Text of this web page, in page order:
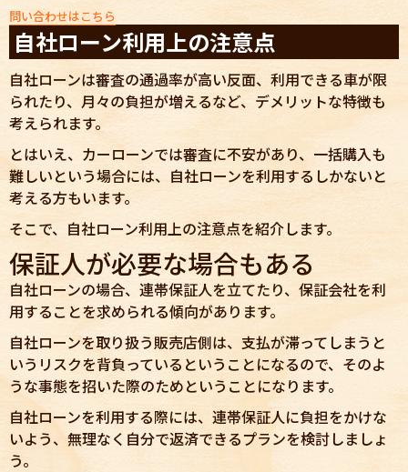
問い合わせはこちら
自社ローン利用上の注意点
自社ローンは審査の通過率が高い反面、利用できる車が限
られたり、月々の負担が増えるなど、デメリットな特徴も
考えられます。
とはいえ、カーローンでは審査に不安があり、一括購入も
難しいという場合には、自社ローンを利用するしかないと
考える方もいます。
そこで、自社ローン利用上の注意点を紹介します。
保証人が必要な場合もある
自社ローンの場合、連帯保証人を立てたり、保証会社を利
用することを求められる傾向があります。
自社ローンを取り扱う販売店側は、支払が滞ってしまうと
いうリスクを背負っているということになるので、そのよ
うな事態を招いた際のためということになります。
自社ローンを利用する際には、連帯保証人に負担をかけな
いよう、無理なく自分で返済できるプランを検討しましょ
う。